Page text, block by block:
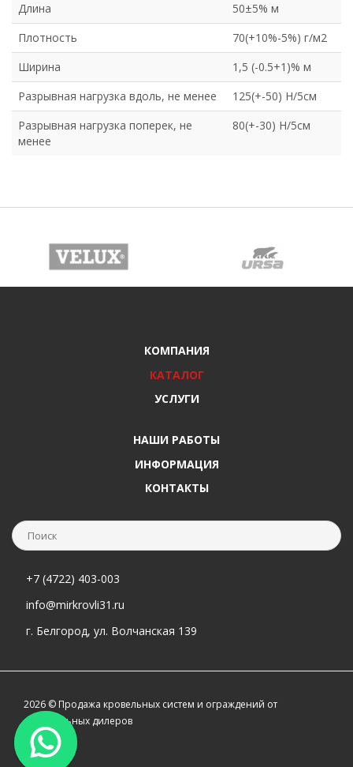
Длина
50±5% м
Плотность
70(+10%-5%) г/м2
Ширина
1,5 (-0.5+1)% м
Разрывная нагрузка вдоль, не менее
125(+-50) Н/5см
Разрывная нагрузка поперек, не
менее
80(+-30) Н/5см
КОМПАНИЯ
КАТАЛОГ
УСЛУГИ
НАШИ РАБОТЫ
ИНФОРМАЦИЯ
КОНТАКТЫ
+7 (4722) 403-003
info@mirkrovli31.ru
г. Белгород, ул. Волчанская 139
2026 © Продажа кровельных систем и ограждений от
официальных дилеров